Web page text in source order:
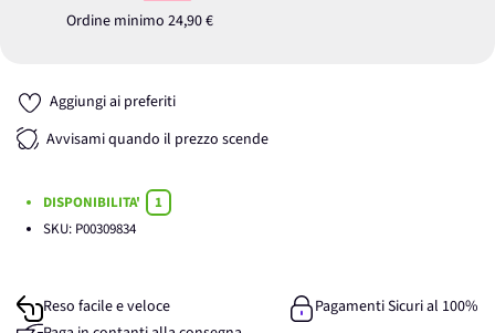
Ordine minimo 24,90 €
Aggiungi ai preferiti
Avvisami quando il prezzo scende
DISPONIBILITA'
1
SKU: P00309834
Reso facile e veloce
Pagamenti Sicuri al 100%